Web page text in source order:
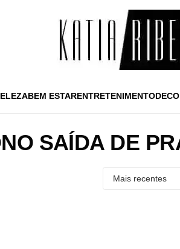
BEM ESTARENTRETENIMENTO
SAÍDA DE